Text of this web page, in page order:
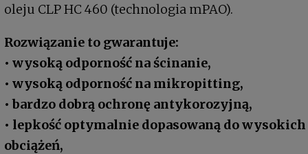
oleju CLP HC 460 (technologia mPAO).
Rozwiązanie to gwarantuje:
• wysoką odporność na ścinanie,
• wysoką odporność na mikropitting,
• bardzo dobrą ochronę antykorozyjną,
• lepkość optymalnie dopasowaną do wysokich
obciążeń,